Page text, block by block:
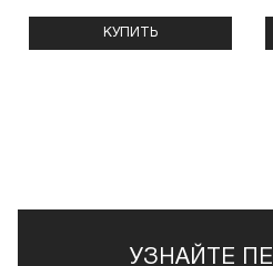
КУПИТЬ
УЗНАЙТЕ